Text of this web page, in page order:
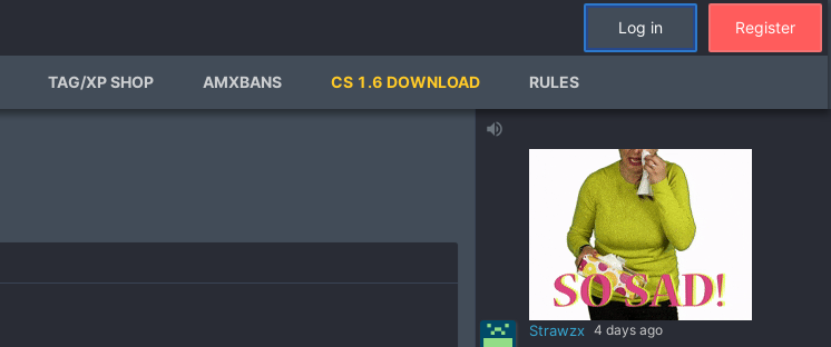
Log in Register
TAG/XP SHOP AMXBANS CS 1.6 DOWNLOAD RULES
volume_up
Tewas jau kayp metu dinges
6 days ago
keturiolika
MersedesBenz69
Strawzx 4 days ago